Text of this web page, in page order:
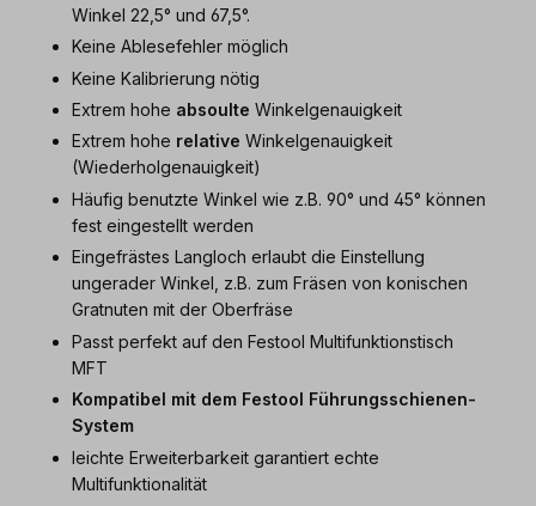
Winkel 22,5° und 67,5°.
Keine Ablesefehler möglich
Keine Kalibrierung nötig
Extrem hohe absoulte Winkelgenauigkeit
Extrem hohe relative Winkelgenauigkeit
(Wiederholgenauigkeit)
Häufig benutzte Winkel wie z.B. 90° und 45° können
fest eingestellt werden
Eingefrästes Langloch erlaubt die Einstellung
ungerader Winkel, z.B. zum Fräsen von konischen
Gratnuten mit der Oberfräse
Passt perfekt auf den Festool Multifunktionstisch
MFT
Kompatibel mit dem Festool Führungsschienen-
System
leichte Erweiterbarkeit garantiert echte
Multifunktionalität